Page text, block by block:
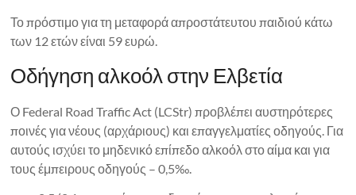
Το πρόστιμο για τη μεταφορά απροστάτευτου παιδιού κάτω
των 12 ετών είναι 59 ευρώ.
Οδήγηση αλκοόλ στην Ελβετία
Ο Federal Road Traffic Act (LCStr) προβλέπει αυστηρότερες
ποινές για νέους (αρχάριους) και επαγγελματίες οδηγούς. Για
αυτούς ισχύει το μηδενικό επίπεδο αλκοόλ στο αίμα και για
τους έμπειρους οδηγούς – 0,5‰.